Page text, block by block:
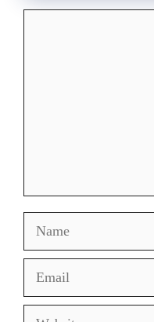
Name
Email
Website